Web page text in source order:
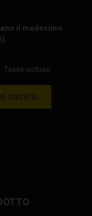
il medesimo
Tasse incluse
carrello